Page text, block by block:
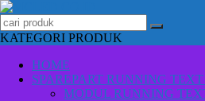
KATEGORI PRODUK
HOME
SPAREPART RUNNING TEXT
MODUL RUNNING